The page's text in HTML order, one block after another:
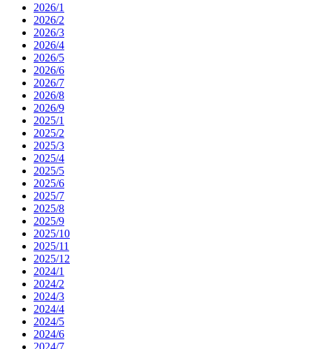
2026/1
2026/2
2026/3
2026/4
2026/5
2026/6
2026/7
2026/8
2026/9
2025/1
2025/2
2025/3
2025/4
2025/5
2025/6
2025/7
2025/8
2025/9
2025/10
2025/11
2025/12
2024/1
2024/2
2024/3
2024/4
2024/5
2024/6
2024/7